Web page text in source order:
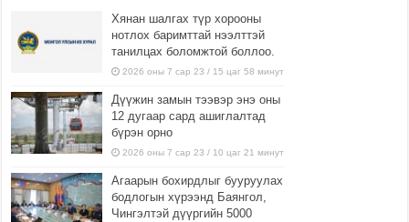
Хянан шалгах түр хорооны
нотлох баримттай нээлттэй
танилцах боломжтой боллоо.
2026 оны 7 сар 23 / 15 цаг 58 минут
Дүүжин замын тээвэр энэ оны
12 дугаар сард ашиглалтад
бүрэн орно
2026 оны 7 сар 23 / 10 цаг 21 минут
Агаарын бохирдлыг бууруулах
бодлогын хүрээнд Баянгол,
Чингэлтэй дүүргийн 5000